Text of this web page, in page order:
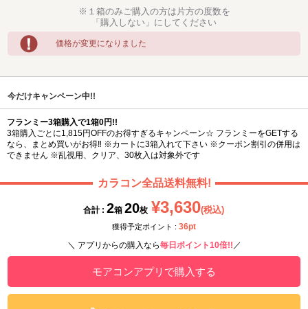
※１箱のみご購入の方は片方の度数を
「購入しない」にしてください
価格が変更になりました
今だけキャンペーン中!!
フランミー3箱購入で1箱0円!!
3箱購入ごとに1,815円OFFのお得すぎるキャンペーン☆ フランミーをGETする
なら、まとめ買いがお得‼ ※カートに3箱入れて下さい ※クーポン割引の併用は
できません ※乱視用、クリア、30枚入は対象外です
カラコン全品送料無料!
合計 : 2箱 20枚 ¥3,630(税込)
獲得予定ポイント : 36pt
＼ アプリからの購入なら毎日ポイント10倍!! ／
モアコンアプリで購入する